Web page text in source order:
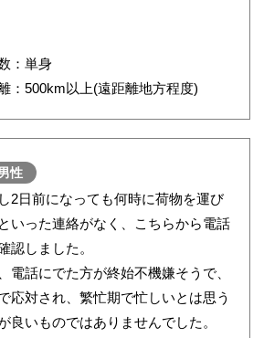
：単身
：500km以上(遠距離地方程度)
性
2日前になっても何時に荷物を運び
いった連絡がなく、こちらから電話
認しました。
電話にでた方が終始不機嫌そうで、
応対され、繁忙期で忙しいとは思う
良いものではありませんでした。